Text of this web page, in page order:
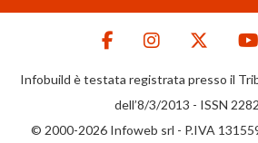
Infobuild è testata registrata presso il
dell’8/3/2013 - ISSN
© 2000-2026 Infoweb srl - P.IVA